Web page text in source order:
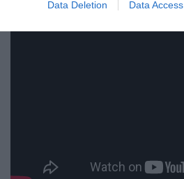
Data Deletion Data Access